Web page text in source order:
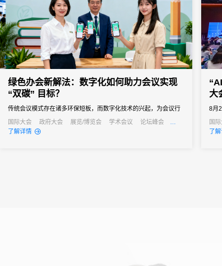
绿色办会新解法：数字化如何助力会议实现
“双碳” 目标？
传统会议模式存在诸多环保短板，而数字化技术的兴起，为会议行
业实现绿色转型、达成“双碳”目标提供了新的解法。
国际大会 政府大会 展览/博览会 学术会议
论坛峰会
线上活动
线上展会
了解详情
大
8月
在
国
线
了